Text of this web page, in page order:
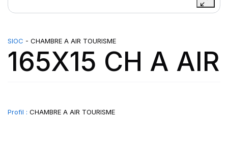
SIOC - CHAMBRE A AIR TOURISME
165X15 CH A AIR
Profil : CHAMBRE A AIR TOURISME